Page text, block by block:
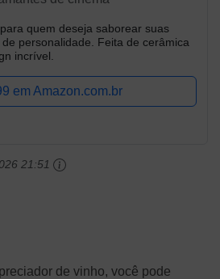
quem deseja saborear suas
personalidade. Feita de cerâmica
incrível.
em Amazon.com.br
21:51
de vinho, você pode